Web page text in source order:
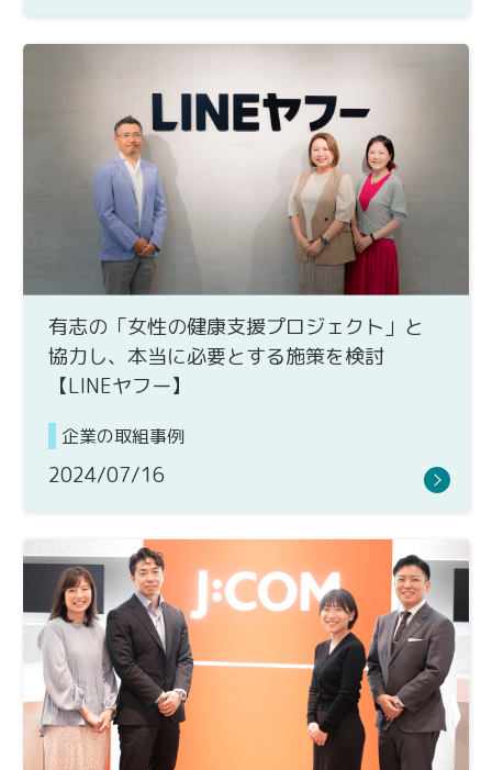
有志の「女性の健康支援プロジェクト」と
協力し、本当に必要とする施策を検討
【LINEヤフー】
企業の取組事例
2024/07/16